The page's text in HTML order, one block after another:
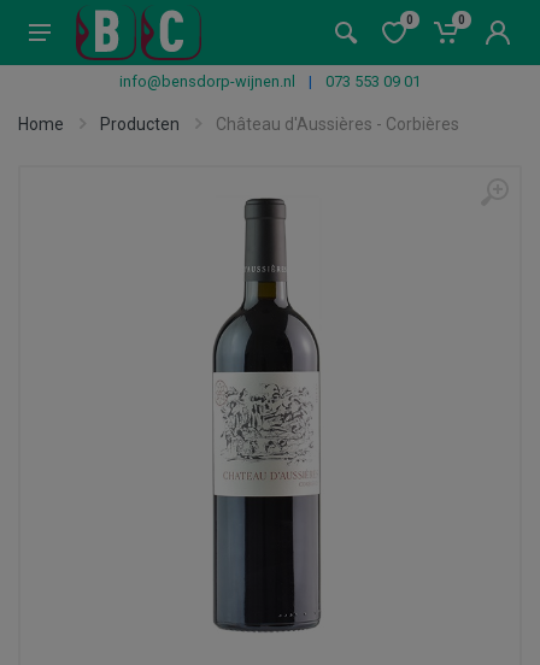
0 0
info@bensdorp-wijnen.nl | 073 553 09 01
Home Producten Château d'Aussières - Corbières